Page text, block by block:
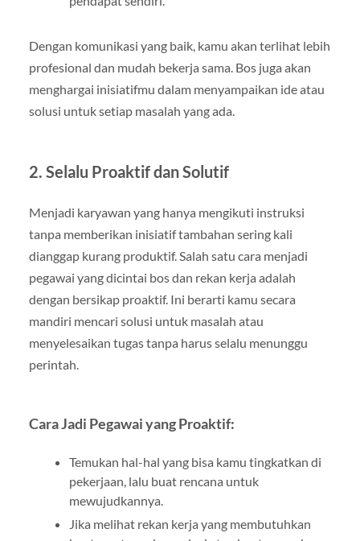
Dengan komunikasi yang baik, kamu akan terlihat lebih
profesional dan mudah bekerja sama. Bos juga akan
menghargai inisiatifmu dalam menyampaikan ide atau
solusi untuk setiap masalah yang ada.
2. Selalu Proaktif dan Solutif
Menjadi karyawan yang hanya mengikuti instruksi
tanpa memberikan inisiatif tambahan sering kali
dianggap kurang produktif. Salah satu cara menjadi
pegawai yang dicintai bos dan rekan kerja adalah
dengan bersikap proaktif. Ini berarti kamu secara
mandiri mencari solusi untuk masalah atau
menyelesaikan tugas tanpa harus selalu menunggu
perintah.
Cara Jadi Pegawai yang Proaktif:
Temukan hal-hal yang bisa kamu tingkatkan di
pekerjaan, lalu buat rencana untuk
mewujudkannya.
Jika melihat rekan kerja yang membutuhkan